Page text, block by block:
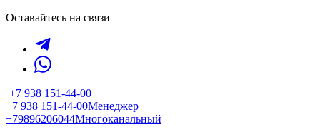
Оставайтесь на связи
+7 938 151-44-00
+7 938 151-44-00Менеджер
+79896206044Многоканальный